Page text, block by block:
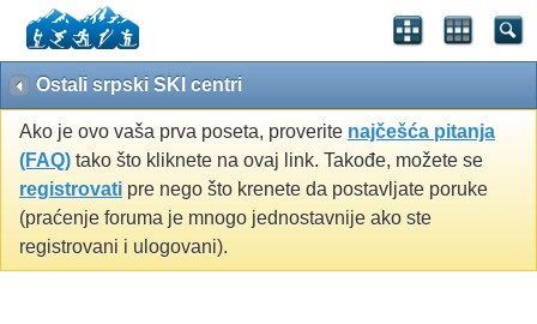
Ostali srpski SKI centri
Ako je ovo vaša prva poseta, proverite najčešća pitanja
(FAQ) tako što kliknete na ovaj link. Takođe, možete se
registrovati pre nego što krenete da postavljate poruke
(praćenje foruma je mnogo jednostavnije ako ste
registrovani i ulogovani).